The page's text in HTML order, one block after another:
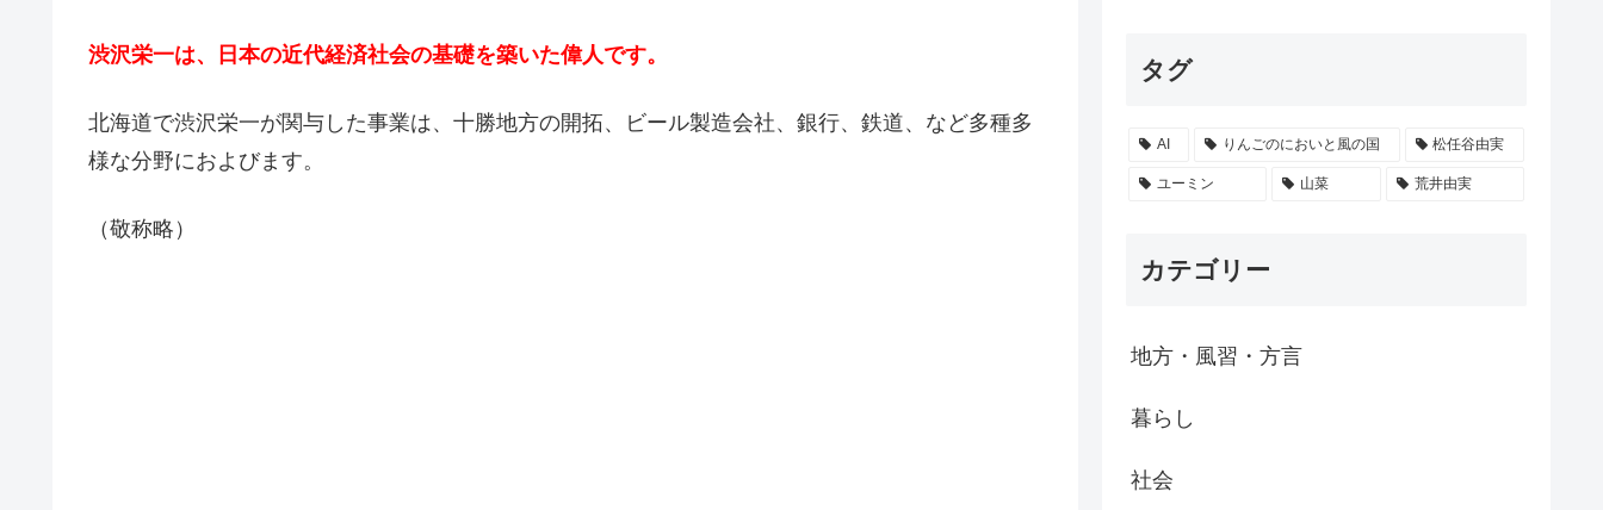
渋沢栄一は、日本の近代経済社会の基礎を築いた偉人です。
北海道で渋沢栄一が関与した事業は、十勝地方の開拓、ビール製造会社、銀行、鉄道、など多種多
様な分野におよびます。
（敬称略）
タグ
AI りんごのにおいと風の国 松任谷由実
ユーミン 山菜 荒井由実
カテゴリー
地方・風習・方言
暮らし
社会